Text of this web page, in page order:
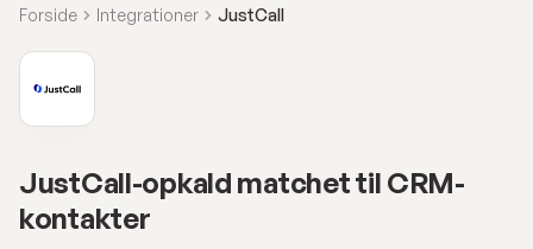
Forside Integrationer JustCall
JustCall-opkald matchet til CRM-
kontakter